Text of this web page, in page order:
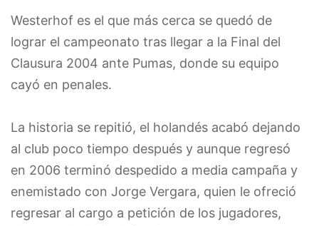
Westerhof es el que más cerca se quedó de
lograr el campeonato tras llegar a la Final del
Clausura 2004 ante Pumas, donde su equipo
cayó en penales.
La historia se repitió, el holandés acabó dejando
al club poco tiempo después y aunque regresó
en 2006 terminó despedido a media campaña y
enemistado con Jorge Vergara, quien le ofreció
regresar al cargo a petición de los jugadores,